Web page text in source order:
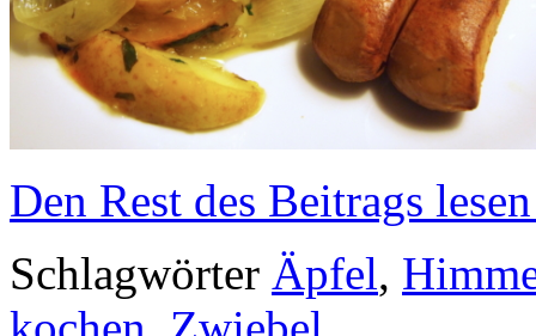
Den Rest des Beitrags
Schlagwörter Äpfel,